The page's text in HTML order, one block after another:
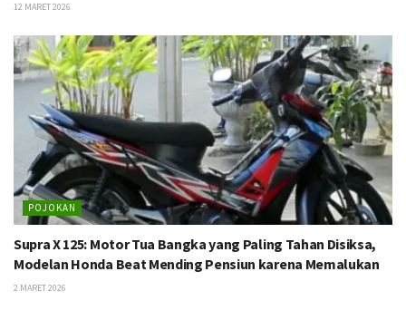
12 MARET 2026
POJOKAN
Supra X 125: Motor Tua Bangka yang Paling Tahan Disiksa,
Modelan Honda Beat Mending Pensiun karena Memalukan
2 MARET 2026